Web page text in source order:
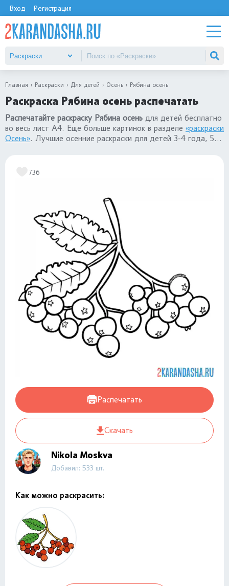
Вход Регистрация
Главная Раскраски Для детей Осень Рябина осень
Раскраска Рябина осень распечатать
Распечатайте раскраску Рябина осень для детей бесплатно
во весь лист А4. Еще больше картинок в разделе «раскраски
Осень». Лучшие осенние раскраски для детей 3-4 года, 5-
736
Распечатать
Скачать
Nikola Moskva
Добавил: 533 шт.
Как можно раскрасить: